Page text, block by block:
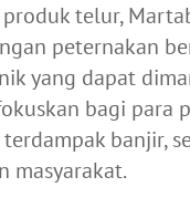
telur,
peternakan
yang dapat
bagi para
banjir,
masyarakat.